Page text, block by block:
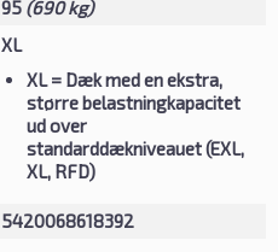
95 (690 kg)
XL
XL= Dæk med en ekstra,
større belastningkapacitet
ud over
standarddækniveauet (EXL,
XL, RFD)
5420068618392